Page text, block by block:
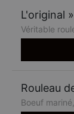
L'original
Véritable
Rouleau
Boeuf